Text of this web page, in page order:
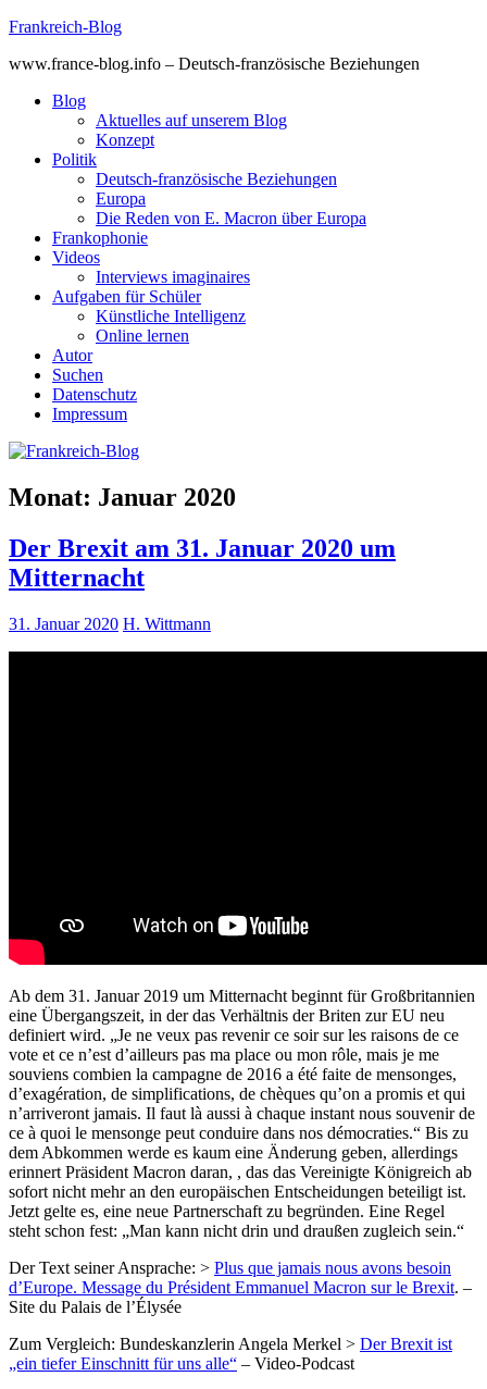
Skip
content
Frankreich-Blog
www.france-blog.info – Deutsch-französische Beziehungen
Blog
Aktuelles auf unserem Blog
Konzept
Politik
Deutsch-französische Beziehungen
Europa
Die Reden von E. Macron über Europa
Frankophonie
Videos
Interviews imaginaires
Aufgaben für Schüler
Künstliche Intelligenz
Online lernen
Autor
Suchen
Datenschutz
Impressum
Monat: Januar 2020
Der Brexit am 31. Januar 2020 um
Mitternacht
31. Januar 2020 H. Wittmann
Ab dem 31. Januar 2019 um Mitternacht beginnt für Großbritannien
eine Übergangszeit, in der das Verhältnis der Briten zur EU neu
definiert wird. „Je ne veux pas revenir ce soir sur les raisons de ce
vote et ce n’est d’ailleurs pas ma place ou mon rôle, mais je me
souviens combien la campagne de 2016 a été faite de mensonges,
d’exagération, de simplifications, de chèques qu’on a promis et qui
n’arriveront jamais. Il faut là aussi à chaque instant nous souvenir de
ce à quoi le mensonge peut conduire dans nos démocraties.“ Bis zu
dem Abkommen werde es kaum eine Änderung geben, allerdings
erinnert Präsident Macron daran, , das das Vereinigte Königreich ab
sofort nicht mehr an den europäischen Entscheidungen beteiligt ist.
Jetzt gelte es, eine neue Partnerschaft zu begründen. Eine Regel
steht schon fest: „Man kann nicht drin und draußen zugleich sein.“
Der Text seiner Ansprache: > Plus que jamais nous avons besoin
d’Europe. Message du Président Emmanuel Macron sur le Brexit. –
Site du Palais de l’Élysée
Zum Vergleich: Bundeskanzlerin Angela Merkel > Der Brexit ist
„ein tiefer Einschnitt für uns alle“ – Video-Podcast